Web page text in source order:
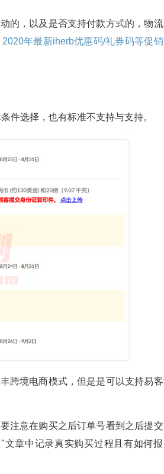
的，以及是否支持付款方式的，物
2020年最新iherb优惠码/礼券码等促
件选择，也有标准不支持与支持。
跨境电商模式，但是是可以支持易
注意在购买之后订单号看到之后提
"文章中记录真实购买过程且有如何